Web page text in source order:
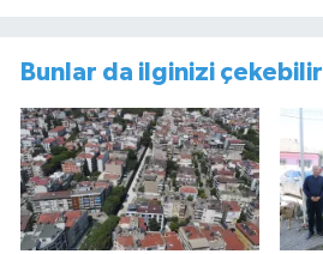
Bunlar da ilginizi çekebilir